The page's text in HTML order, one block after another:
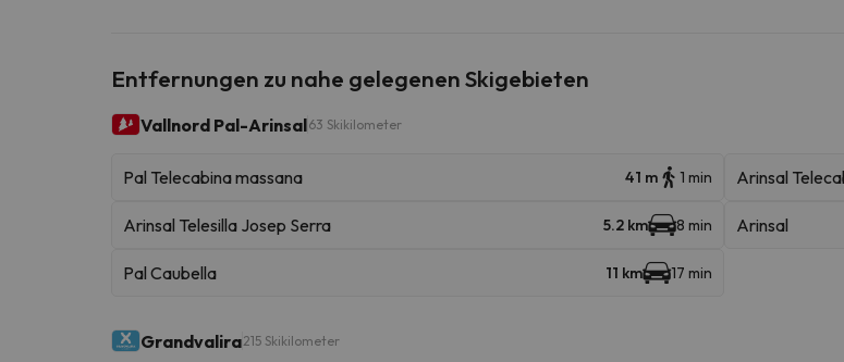
Entfernungen zu nahe gelegenen Skigebieten
Vallnord Pal-Arinsal63 Skikilometer
Pal Telecabina massana 41 m 1 min Arinsal
Arinsal Telesilla Josep Serra 5.2 km 8 min Arinsal
Pal Caubella 11 km 17 min
Grandvalira215 Skikilometer